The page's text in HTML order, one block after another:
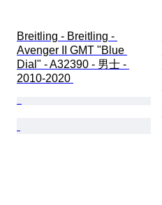
Breitling - Breitling -
Avenger II GMT "Blue
Dial" - A32390 - 男士 -
2010-2020